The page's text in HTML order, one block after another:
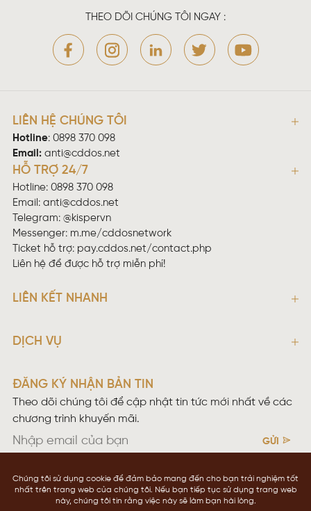
THEO DÕI CHÚNG TÔI NGAY :
LIÊN HỆ CHÚNG TÔI
Hotline: 0898 370 098
Email: anti@cddos.net
HỖ TRỢ 24/7
Hotline: 0898 370 098
Email: anti@cddos.net
Telegram: @kispervn
Messenger: m.me/cddosnetwork
Ticket hỗ trợ: pay.cddos.net/contact.php
Liên hệ để được hỗ trợ miễn phí!
LIÊN KẾT NHANH
DỊCH VỤ
ĐĂNG KÝ NHẬN BẢN TIN
Theo dõi chúng tôi để cập nhật tin tức mới nhất về các
chương trình khuyến mãi.
GỬI
Điều khoản sử dụng Chính sách bảo mật